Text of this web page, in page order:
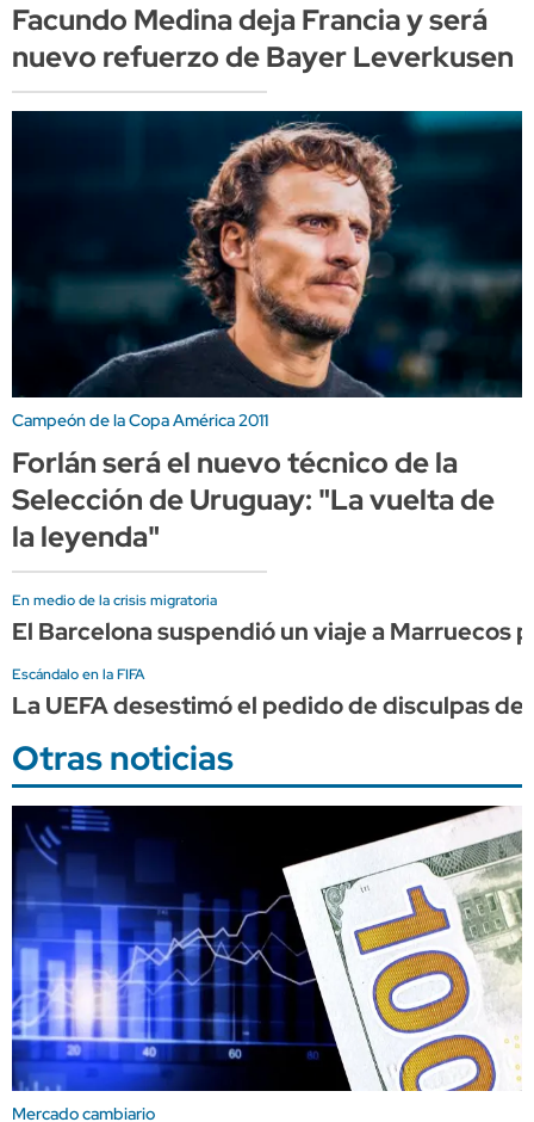
Facundo Medina deja Francia y será
nuevo refuerzo de Bayer Leverkusen
Campeón de la Copa América 2011
Forlán será el nuevo técnico de la
Selección de Uruguay: "La vuelta de
la leyenda"
En medio de la crisis migratoria
El Barcelona suspendió un viaje a Marruecos
Escándalo en la FIFA
La UEFA desestimó el pedido de disculpas
Otras noticias
Mercado cambiario